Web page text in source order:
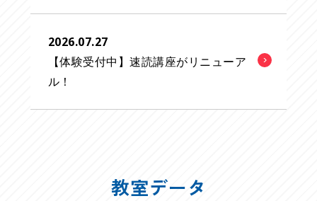
2026.07.27
【体験受付中】速読講座がリニューア
ル！
教室データ